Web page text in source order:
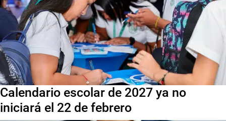
Calendario escolar de 2027 ya no
iniciará el 22 de febrero